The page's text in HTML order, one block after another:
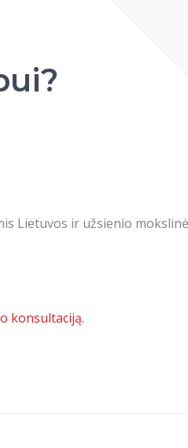
Lietuvos ir užsienio
konsultaciją.